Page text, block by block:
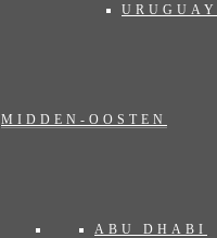
URUGUAY
MIDDEN-OOSTEN
ABU DHABI